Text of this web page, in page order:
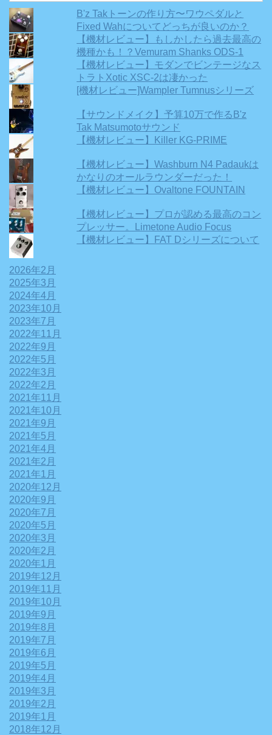
B'z Takトーンの作り方〜ワウペダルと
Fixed Wahについてどっちが良いのか？
【機材レビュー】もしかしたら過去最高の
機種かも！？Vemuram Shanks ODS-1
【機材レビュー】モダンでビンテージなス
トラトXotic XSC-2は凄かった
[機材レビュー]Wampler Tumnusシリーズ
【サウンドメイク】予算10万で作るB'z
Tak Matsumotoサウンド
【機材レビュー】Killer KG-PRIME
【機材レビュー】Washburn N4 Padaukは
かなりのオールラウンダーだった！
【機材レビュー】Ovaltone FOUNTAIN
【機材レビュー】プロが認める最高のコン
プレッサー。Limetone Audio Focus
【機材レビュー】FAT Dシリーズについて
2026年2月
2025年3月
2024年4月
2023年10月
2023年7月
2022年11月
2022年9月
2022年5月
2022年3月
2022年2月
2021年11月
2021年10月
2021年9月
2021年5月
2021年4月
2021年2月
2021年1月
2020年12月
2020年9月
2020年7月
2020年5月
2020年3月
2020年2月
2020年1月
2019年12月
2019年11月
2019年10月
2019年9月
2019年8月
2019年7月
2019年6月
2019年5月
2019年4月
2019年3月
2019年2月
2019年1月
2018年12月